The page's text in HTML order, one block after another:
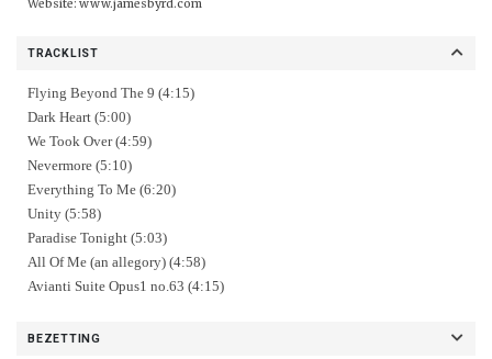
Website: www.jamesbyrd.com
TRACKLIST
Flying Beyond The 9 (4:15)
Dark Heart (5:00)
We Took Over (4:59)
Nevermore (5:10)
Everything To Me (6:20)
Unity (5:58)
Paradise Tonight (5:03)
All Of Me (an allegory) (4:58)
Avianti Suite Opus1 no.63 (4:15)
BEZETTING